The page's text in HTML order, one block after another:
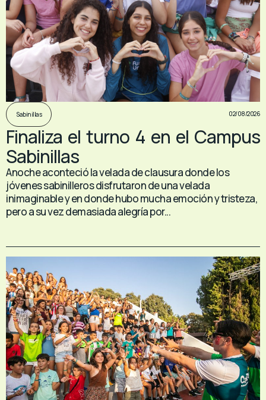
Sabinillas 02/08/2026
Finaliza el turno 4 en el Campus
Sabinillas
Anoche aconteció la velada de clausura donde los
jóvenes sabinilleros disfrutaron de una velada
inimaginable y en donde hubo mucha emoción y tristeza,
pero a su vez demasiada alegría por...